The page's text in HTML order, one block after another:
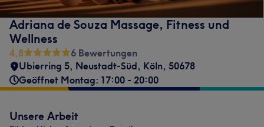
Adriana de Souza Massage, Fitness und
Wellness
4,8
6 Bewertungen
Ubierring 5, Neustadt-Süd, Köln, 50678
Geöffnet Montag: 17:00 - 20:00
Unsere Arbeit